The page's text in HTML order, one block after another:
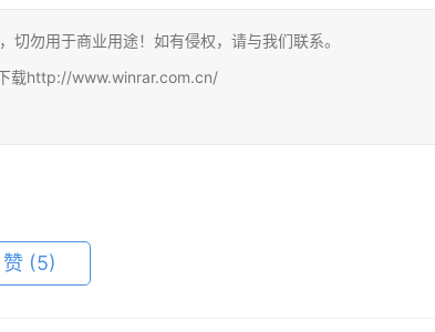
勿用于商业用途！如有侵权，请与我们联系。
载http://www.winrar.com.cn/
赞 (5)